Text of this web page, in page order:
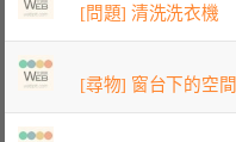
[問題] 清洗洗衣機
[尋物] 窗台下的空間